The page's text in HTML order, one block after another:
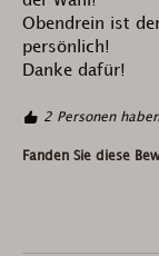
Obendrein ist
persönlich!
Danke dafür!
2 Personen
Fanden Sie diese